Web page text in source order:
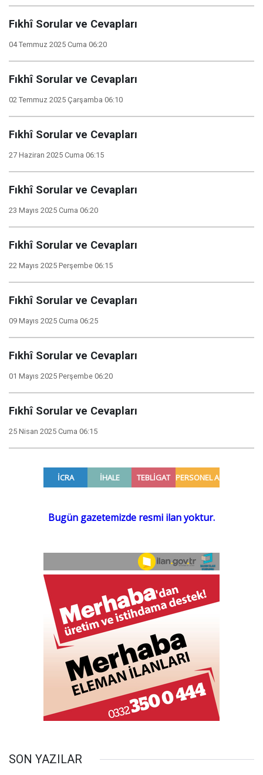
Fıkhî Sorular ve Cevapları
04 Temmuz 2025 Cuma 06:20
Fıkhî Sorular ve Cevapları
02 Temmuz 2025 Çarşamba 06:10
Fıkhî Sorular ve Cevapları
27 Haziran 2025 Cuma 06:15
Fıkhî Sorular ve Cevapları
23 Mayıs 2025 Cuma 06:20
Fıkhî Sorular ve Cevapları
22 Mayıs 2025 Perşembe 06:15
Fıkhî Sorular ve Cevapları
09 Mayıs 2025 Cuma 06:25
Fıkhî Sorular ve Cevapları
01 Mayıs 2025 Perşembe 06:20
Fıkhî Sorular ve Cevapları
25 Nisan 2025 Cuma 06:15
SON YAZILAR